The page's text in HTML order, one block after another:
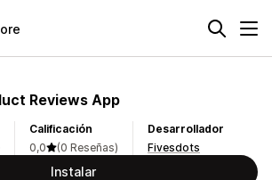
Reviews App
Calificación
0,0
(0 Reseñas)
Desarrollador
Fivesdots
Instalar